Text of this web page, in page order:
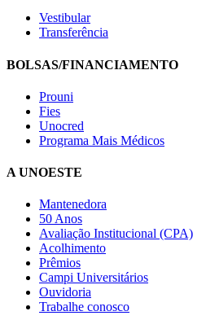
Vestibular
Transferência
BOLSAS/FINANCIAMENTO
Prouni
Fies
Unocred
Programa Mais Médicos
A UNOESTE
Mantenedora
50 Anos
Avaliação Institucional (CPA)
Acolhimento
Prêmios
Campi Universitários
Ouvidoria
Trabalhe conosco